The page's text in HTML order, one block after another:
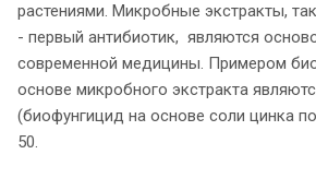
растениями. Микробные экстракты,
- первый антибиотик, являются
современной медицины. Примером
основе микробного экстракта
(биофунгицид на основе соли цинка
50.